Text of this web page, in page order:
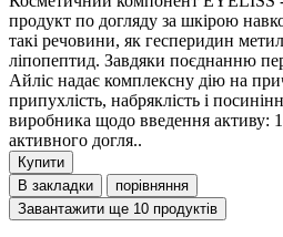
продукт по догляду за шкірою
такі речовини, як гесперидин
ліпопептид. Завдяки поєднанню
Айліс надає комплексну дію на
припухлість, набряклість і
виробника щодо введення активу:
активного догля..
Купити
В закладки
порівняння
Завантажити ще 10 продуктів